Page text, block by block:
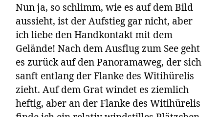
Nun ja, so schlimm, wie es auf dem Bild
aussieht, ist der Aufstieg gar nicht, aber
ich liebe den Handkontakt mit dem
Gelände! Nach dem Ausflug zum See geht
es zurück auf den Panoramaweg, der sich
sanft entlang der Flanke des Witihürelis
zieht. Auf dem Grat windet es ziemlich
heftig, aber an der Flanke des Witihürelis